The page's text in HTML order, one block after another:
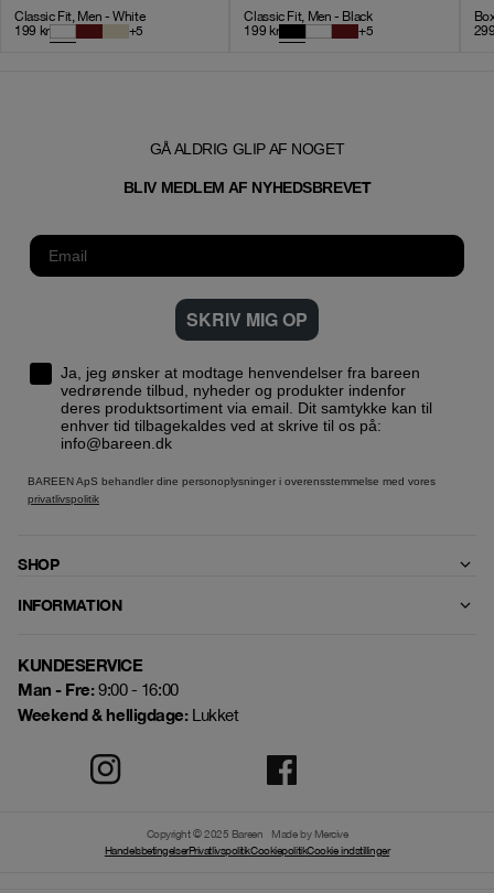
Classic Fit, Men - White
199 kr +5
Classic Fit, Men - Black
199 kr +5
GÅ ALDRIG GLIP AF NOGET
BLIV MEDLEM AF NYHEDSBREVET
SKRIV MIG OP
Ja, jeg ønsker at modtage henvendelser fra bareen
vedrørende tilbud, nyheder og produkter indenfor
deres produktsortiment via email. Dit samtykke kan til
enhver tid tilbagekaldes ved at skrive til os på:
info@bareen.dk
BAREEN ApS behandler dine personoplysninger i overensstemmelse med vores
privatlivspolitik
SHOP
INFORMATION
KUNDESERVICE
Man - Fre:9:00 - 16:00
Weekend & helligdage:Lukket
Copyright © 2025 Bareen
Made by Mercive
HandelsbetingelserPrivatlivspolitikCookiepolitikCookie indstillinger